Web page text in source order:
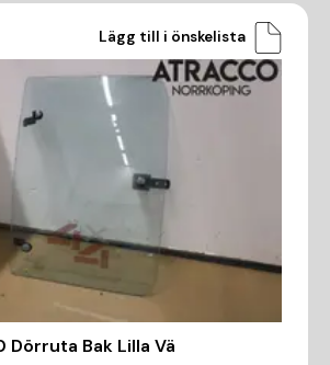
Lägg till i önskelista
Dörruta Bak Lilla Vä